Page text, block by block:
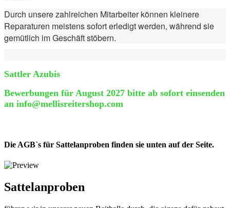
Durch unsere zahlreichen Mitarbeiter können kleinere
Reparaturen meistens sofort erledigt werden, während sie
gemütlich im Geschäft stöbern.
Sattler Azubis
Bewerbungen für August 2027 bitte ab sofort einsenden
an info@mellisreitershop.com
Die AGB`s für Sattelanproben finden sie unten auf der Seite.
Sattelanproben